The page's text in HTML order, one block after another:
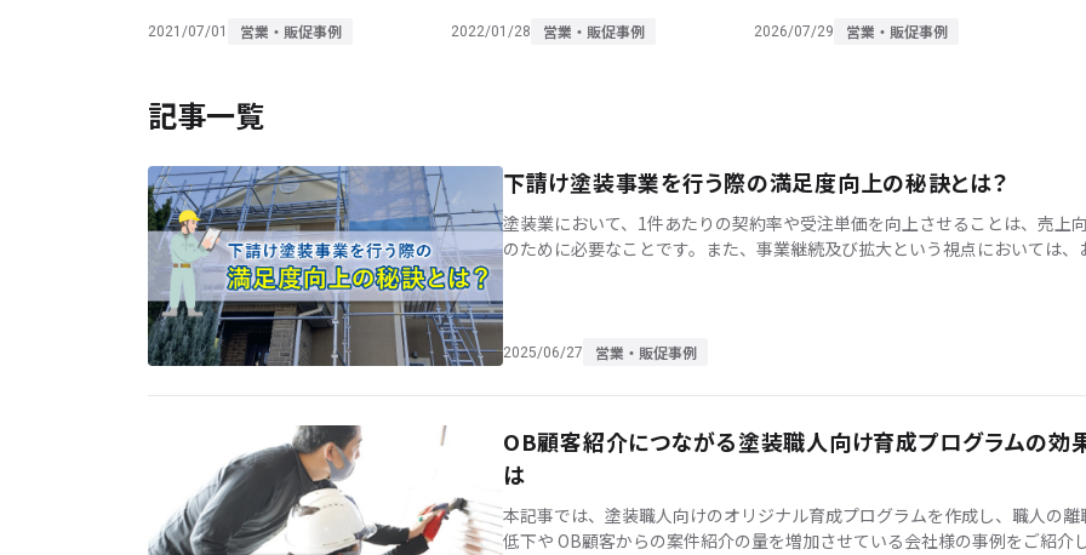
2021/07/01 営業・販促事例 2022/01/28 営業・販促事例 2026/07/29 営業・販促事例
記事一覧
下請け塗装事業を行う際の満足度向上の秘訣とは？
塗装業において、1件あたりの契約率や受注単価を向上させることは、売上
のために必要なことです。また、事業継続及び拡大という視点においては、
2025/06/27 営業・販促事例
OB顧客紹介につながる塗装職人向け育成プログラムの効
は
本記事では、塗装職人向けのオリジナル育成プログラムを作成し、職人の離
低下や OB顧客からの案件紹介の量を増加させている会社様の事例をご紹介